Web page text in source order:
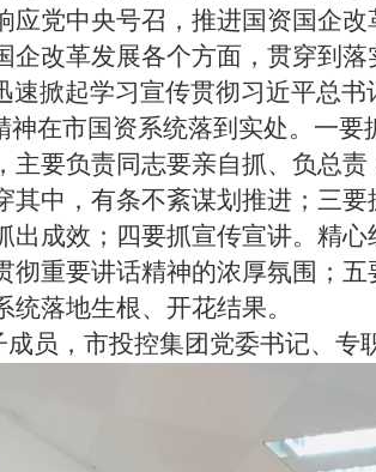
应党中央号召，推进国资国企
企改革发展各个方面，贯穿到
掀起学习宣传贯彻习近平总
神在市国资系统落到实处。一
主要负责同志要亲自抓、负总
其中，有条不紊谋划推进；三
出成效；四要抓宣传宣讲。精
彻重要讲话精神的浓厚氛围；
落地生根、开花结果。
员，市投控集团党委书记、专